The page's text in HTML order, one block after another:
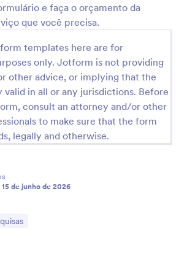
e faça o orçamento da
que você precisa.
templates here are for
only. Jotform is not providing
other advice, or implying that the
valid in all or any jurisdictions. Before
consult an attorney and/or other
to make sure that the form
legally and otherwise.
15 de junho de 2026
Visualizar